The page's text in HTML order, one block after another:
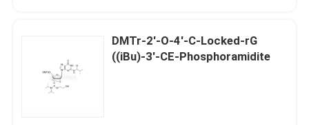
DMTr-2'-O-4'-C-Locked-rG
((iBu)-3'-CE-Phosphoramidite